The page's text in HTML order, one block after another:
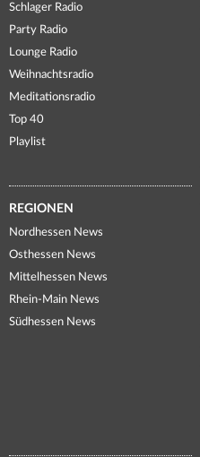
Schlager Radio
Party Radio
Lounge Radio
Weihnachtsradio
Meditationsradio
Top 40
Playlist
REGIONEN
Nordhessen News
Osthessen News
Mittelhessen News
Rhein-Main News
Südhessen News